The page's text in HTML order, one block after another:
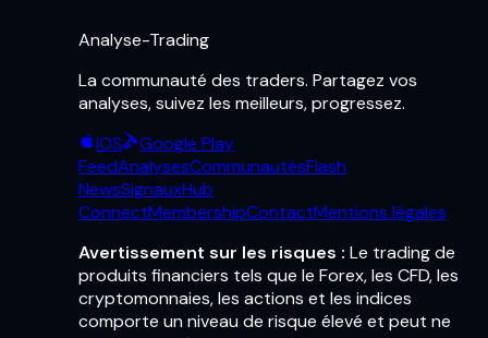
Analyse-Trading
La communauté des traders. Partagez vos
analyses, suivez les meilleurs, progressez.
iOS
Google Play
FeedAnalysesCommunautésFlash
NewsSignauxHub
ConnectMembershipContactMentions légales
Avertissement sur les risques : Le trading de
produits financiers tels que le Forex, les CFD, les
cryptomonnaies, les actions et les indices
comporte un niveau de risque élevé et peut ne